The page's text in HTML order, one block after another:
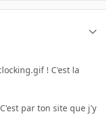
! C'est la
C'est par ton site que j'y